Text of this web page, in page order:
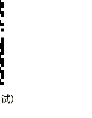
）